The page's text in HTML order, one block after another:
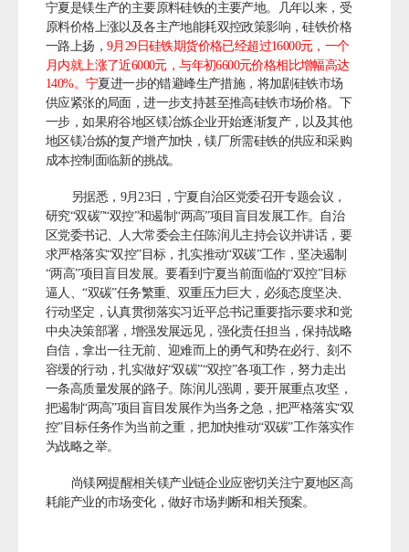
宁夏是镁生产的主要原料硅铁的主要产地。
几年以来，受
原料价格上涨以及各主产地能耗双控政策影响，硅铁价格
一路上扬， 9月29日硅铁期货价格已经超过16000元，一个
月内就上涨了近6000元，与年初6600元价格相比增幅高达
140%。宁夏进一步的错避峰生产措施，将加剧硅铁市场
供应紧张的局面，进一步支持甚至推高硅铁市场价格。 下
一步，如果府谷地区镁冶炼企业开始逐渐复产，以及其他
地区镁冶炼的复产增产加快，镁厂所需硅铁的供应和采购
成本控制面临新的挑战。
另据悉，9月23日，宁夏自治区党委召开专题会议，
研究“双碳”“双控”和遏制“两高”项目盲目发展工作。
自治
区党委书记、人大常委会主任陈润儿主持会议并讲话，要
求严格落实“双控”目标，扎实推动“双碳”工作，坚决遏制
“两高”项目盲目发展。要看到宁夏当前面临的“双控”目标
逼人、“双碳”任务繁重、双重压力巨大，必须态度坚决、
行动坚定，认真贯彻落实习近平总书记重要指示要求和党
中央决策部署，增强发展远见，强化责任担当，保持战略
自信，拿出一往无前、迎难而上的勇气和势在必行、刻不
容缓的行动，扎实做好“双碳”“双控”各项工作，努力走出
一条高质量发展的路子。
陈润儿强调，要开展重点攻坚，
把遏制“两高”项目盲目发展作为当务之急，把严格落实“双
控”目标任务作为当前之重，把加快推动“双碳”工作落实作
为战略之举。
尚镁网提醒相关镁产业链企业应密切关注宁夏地区高
耗能产业的市场变化，做好市场判断和相关预案。